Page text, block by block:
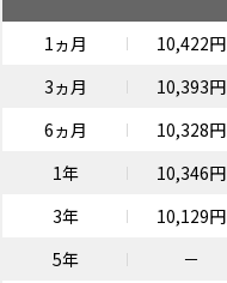
1ヵ月 10,422円
3ヵ月
10,393円
6ヵ月
10,328円
1年
10,346円
3年
10,129円
5年
－